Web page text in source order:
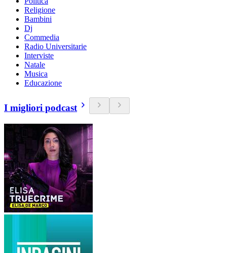
Religione
Bambini
Dj
Commedia
Radio Universitarie
Interviste
Natale
Musica
Educazione
I migliori podcast